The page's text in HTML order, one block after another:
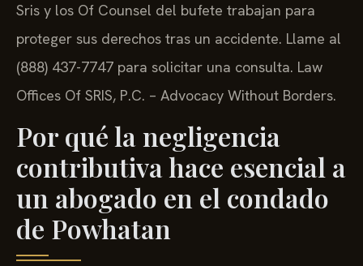
Sris y los Of Counsel del bufete trabajan para
proteger sus derechos tras un accidente. Llame al
(888) 437-7747 para solicitar una consulta. Law
Offices Of SRIS, P.C. – Advocacy Without Borders.
Por qué la negligencia
contributiva hace esencial a
un abogado en el condado
de Powhatan